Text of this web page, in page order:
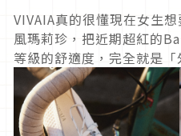
VIVAIA真的很懂現在女生
風瑪莉珍，把近期超紅的
等級的舒適度，完全就是